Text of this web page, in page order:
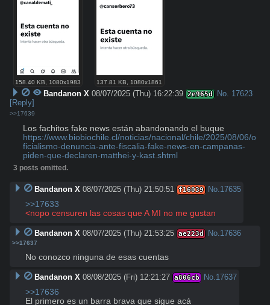
158.40 KB 1080x1983 137.81 KB 1080x1861
Bandanon X 08/07/2025 (Thu) 16:22:39 2e965d No. 17623
[Reply]
>>17639
https://www.biobiochile.cl/noticias/nacional/chile/2025/08/06/o
ficialismo-denuncia-ante-fiscalia-fake-news-en-campanas-
piden-que-declaren-matthei-y-kast.shtml
3 posts omitted.
Bandanon X 08/07/2025 (Thu) 21:50:51 f16039 No.17635
>>17633
<nopo censuren las cosas que A MI no me gustan
Bandanon X 08/07/2025 (Thu) 21:53:25 ae223d No.17636
>>17637
No conozco ninguna de esas cuentas
Bandanon X 08/08/2025 (Fri) 12:21:27 a806cb No.17637
>>17636